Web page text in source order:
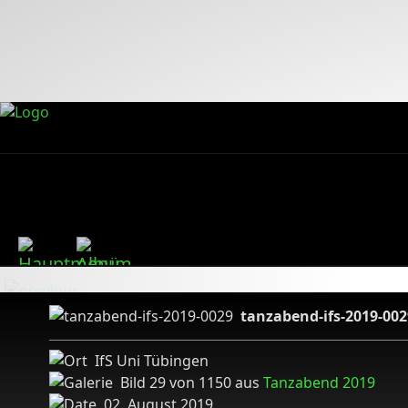
tanzabend-ifs-2019-
IfS Uni Tübingen
Bild 29 von 1150 aus Tanzabend 2019